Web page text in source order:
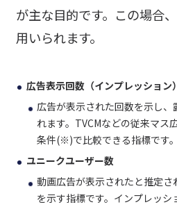
が主な目的です。この場合
用いられます。
広告表示回数（インプレッション）
広告が表示された回数を示し
れます。TVCMなどの従来マス
条件(※)で比較できる指標です。
ユニークユーザー数
動画広告が表示されたと推定
を示す指標です。インプレッ